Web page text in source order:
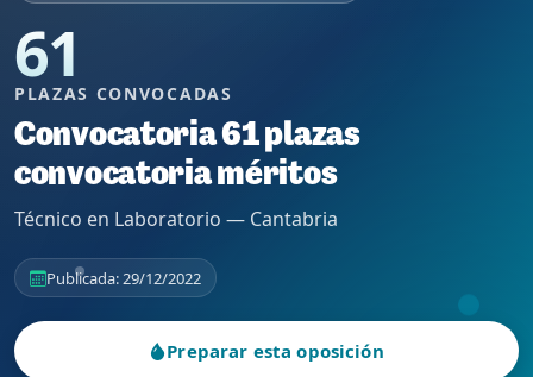
61
PLAZAS CONVOCADAS
Convocatoria 61 plazas
convocatoria méritos
Técnico en Laboratorio — Cantabria
Publicada: 29/12/2022
Preparar esta oposición